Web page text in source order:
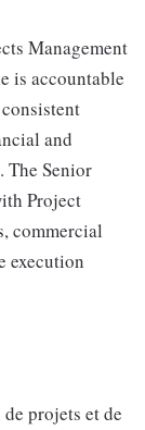
Management
is accountable
and
The Senior
Project
commercial
execution
projets et de